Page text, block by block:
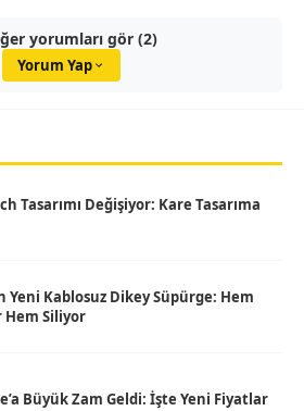
yorumları gör (2)
Yorum Yap
Tasarımı Değişiyor: Kare Tasarıma
Yeni Kablosuz Dikey Süpürge: Hem
Hem Siliyor
Büyük Zam Geldi: İşte Yeni Fiyatlar